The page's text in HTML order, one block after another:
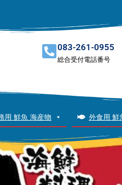
083-261-0955
総合受付電話番号
用 鮮魚 海産物 外食用 鮮